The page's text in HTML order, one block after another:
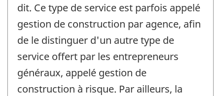
dit. Ce type de service est parfois appelé
gestion de construction par agence, afin
de le distinguer d'un autre type de
service offert par les entrepreneurs
généraux, appelé gestion de
construction à risque. Par ailleurs, la